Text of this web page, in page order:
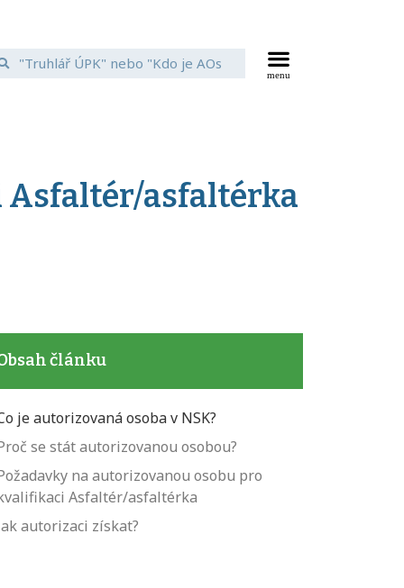
Asfaltér/asfaltérka
článku
je autorizovaná osoba v NSK?
se stát autorizovanou osobou?
na autorizovanou osobu pro
Asfaltér/asfaltérka
autorizaci získat?